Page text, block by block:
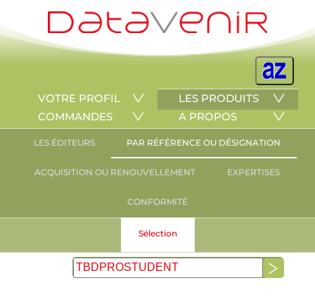
VOTRE PROFIL
LES PRODUITS
COMMANDES
A PROPOS
LES ÉDITEURS PAR RÉFÉRENCE OU DÉSIGNATION
ACQUISITION OU RENOUVELLEMENT EXPERTISES
CONFORMITÉ
Sélection